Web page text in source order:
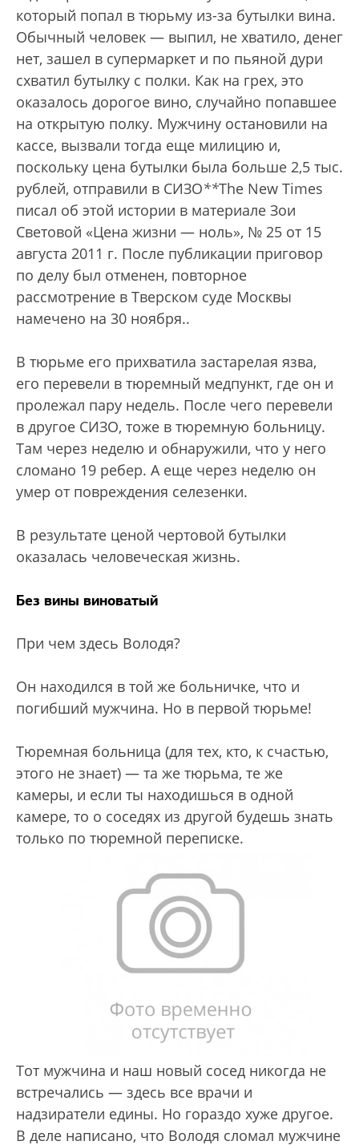
который попал в тюрьму из-за бутылки вина.
Обычный человек — выпил, не хватило, денег
нет, зашел в супермаркет и по пьяной дури
схватил бутылку с полки. Как на грех, это
оказалось дорогое вино, случайно попавшее
на открытую полку. Мужчину остановили на
кассе, вызвали тогда еще милицию и,
поскольку цена бутылки была больше 2,5 тыс.
рублей, отправили в СИЗО**The New Times
писал об этой истории в материале Зои
Световой «Цена жизни — ноль», № 25 от 15
августа 2011 г. После публикации приговор
по делу был отменен, повторное
рассмотрение в Тверском суде Москвы
намечено на 30 ноября..
В тюрьме его прихватила застарелая язва,
его перевели в тюремный медпункт, где он и
пролежал пару недель. После чего перевели
в другое СИЗО, тоже в тюремную больницу.
Там через неделю и обнаружили, что у него
сломано 19 ребер. А еще через неделю он
умер от повреждения селезенки.
В результате ценой чертовой бутылки
оказалась человеческая жизнь.
Без вины виноватый
При чем здесь Володя?
Он находился в той же больничке, что и
погибший мужчина. Но в первой тюрьме!
Тюремная больница (для тех, кто, к счастью,
этого не знает) — та же тюрьма, те же
камеры, и если ты находишься в одной
камере, то о соседях из другой будешь знать
только по тюремной переписке.
Тот мужчина и наш новый сосед никогда не
встречались — здесь все врачи и
надзиратели едины. Но гораздо хуже другое.
В деле написано, что Володя сломал мужчине